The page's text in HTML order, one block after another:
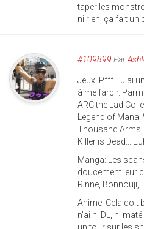
taper les
ni rien, ça fait un
#109899 Par
Jeux: Pfff... J'ai
à me farcir.
ARC the Lad
Legend of
Thousand Arms,
Killer is Dead...
Manga: Les
doucement leur
Rinne, Bonnouji,
Anime: Cela doit
n'ai ni DL, ni
un tour sur les